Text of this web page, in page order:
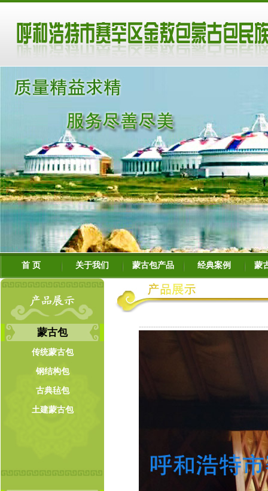
首 页 关于我们 蒙古包产品 经典案例 蒙
蒙古包
传统蒙古包
钢结构包
古典毡包
土建蒙古包